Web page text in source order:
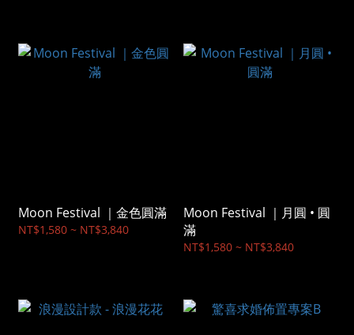
Moon Festival ｜金色圓滿
NT$1,580 ~ NT$3,840
Moon Festival ｜月圓 • 圓
滿
NT$1,580 ~ NT$3,840